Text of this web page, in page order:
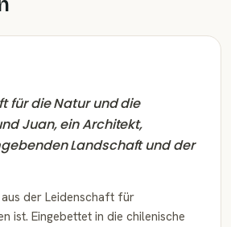
für die Natur und die
Juan, ein Architekt,
Landschaft und der
der Leidenschaft für
ist. Eingebettet in die chilenische